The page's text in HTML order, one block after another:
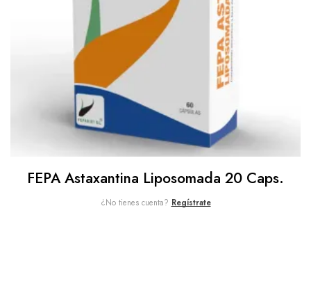
FEPA Astaxantina Liposomada 20 Caps.
¿No tienes cuenta? Regístrate